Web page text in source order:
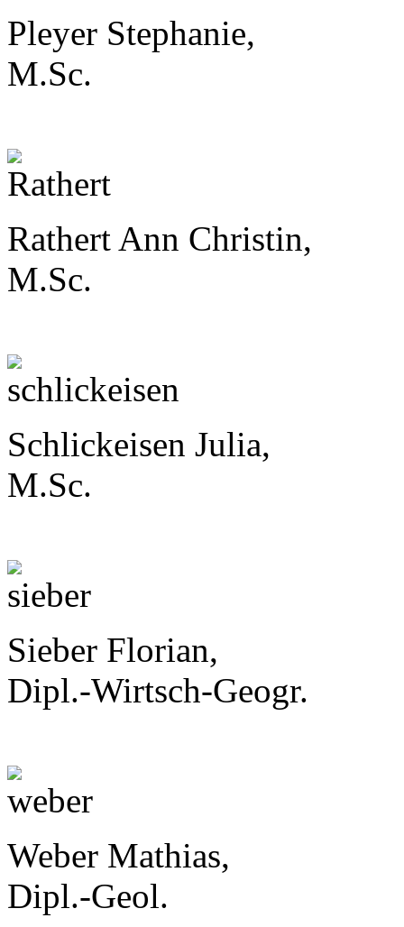
Pleyer Stephanie,
M.Sc.
Rathert Ann Christin,
M.Sc.
Schlickeisen Julia,
M.Sc.
Sieber Florian,
Dipl.-Wirtsch-Geogr.
Weber Mathias,
Dipl.-Geol.